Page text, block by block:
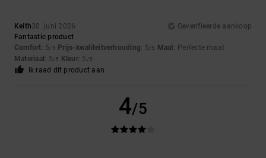
Keith30. juni 2026
Geverifieerde aankoop
Fantastic product
Comfort: 5/5 Prijs-kwaliteitverhouding: 5/5 Maat: Perfecte maat
Materiaal : 5/5 Kleur: 5 /5
Ik raad dit product aan
4/5